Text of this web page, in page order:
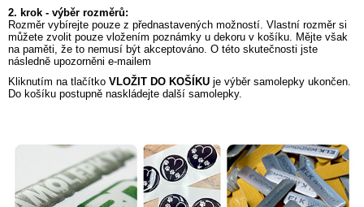
2. krok - výběr rozměrů:
Rozměr vybírejte pouze z přednastavených možností. Vlastní rozměr si
můžete zvolit pouze vložením poznámky u dekoru v košíku. Mějte však
na paměti, že to nemusí být akceptováno. O této skutečnosti jste
následně upozorněni e-mailem
Kliknutím na tlačítko VLOŽIT DO KOŠÍKU je výběr samolepky ukončen.
Do košíku postupně naskládejte další samolepky.